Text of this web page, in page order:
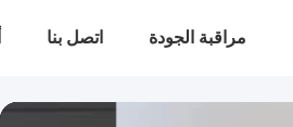
مراقبة الجودة اتصل بنا